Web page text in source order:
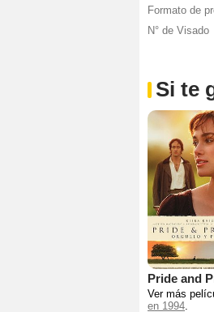
Formato de
N° de Visado
Si te
Ver más
en 1994.